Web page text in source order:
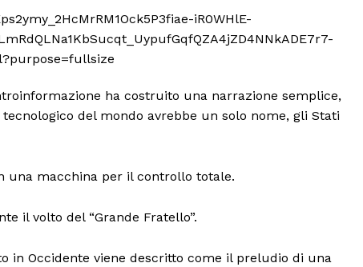
ha costruito una narrazione semplice,
del mondo avrebbe un solo nome, gli Stati
una macchina per il controllo totale.
il volto del “Grande Fratello”.
in Occidente viene descritto come il preludio di una